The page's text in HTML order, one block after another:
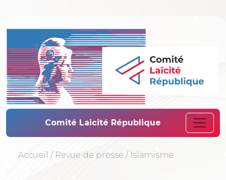
Comité Laïcité
Comité Laicité République
Accueil / Revue de presse / Islamisme